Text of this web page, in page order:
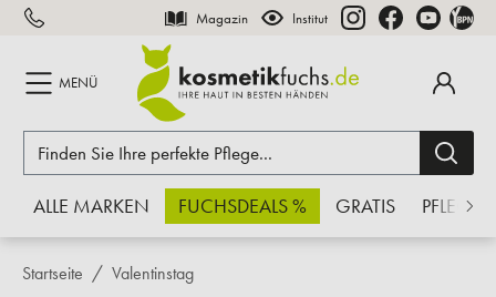
springen Magazin Institut
MENÜ
ALLE MARKEN FUCHSDEALS % GRATIS PFLEGE
Startseite Valentinstag